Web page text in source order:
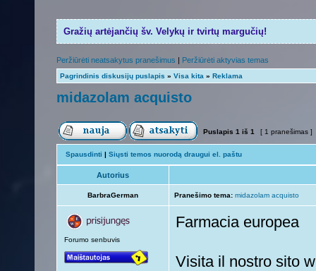
Gražių artėjančių šv. Velykų ir tvirtų margučių!
Peržiūrėti neatsakytus pranešimus | Peržiūrėti aktyvias temas
Pagrindinis diskusijų puslapis » Visa kita » Reklama
midazolam acquisto
Puslapis 1 iš 1 [ 1 pranešimas ]
Spausdinti | Siųsti temos nuorodą draugui el. paštu
Autorius
BarbraGerman Pranešimo tema: midazolam acquisto
Forumo senbuvis
Farmacia europea
Visita il nostro sito